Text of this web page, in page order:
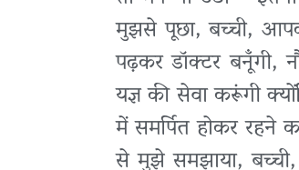
मुझसे पूछा, बच्ची,
पढ़कर डॉक्टर बनूँगी,
यज्ञ की सेवा करूंगी
में समर्पित होकर रहने